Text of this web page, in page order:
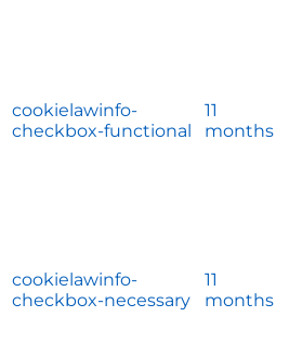
cookielawinfo-
checkbox-functional
11
months
cookielawinfo-
checkbox-necessary
11
months